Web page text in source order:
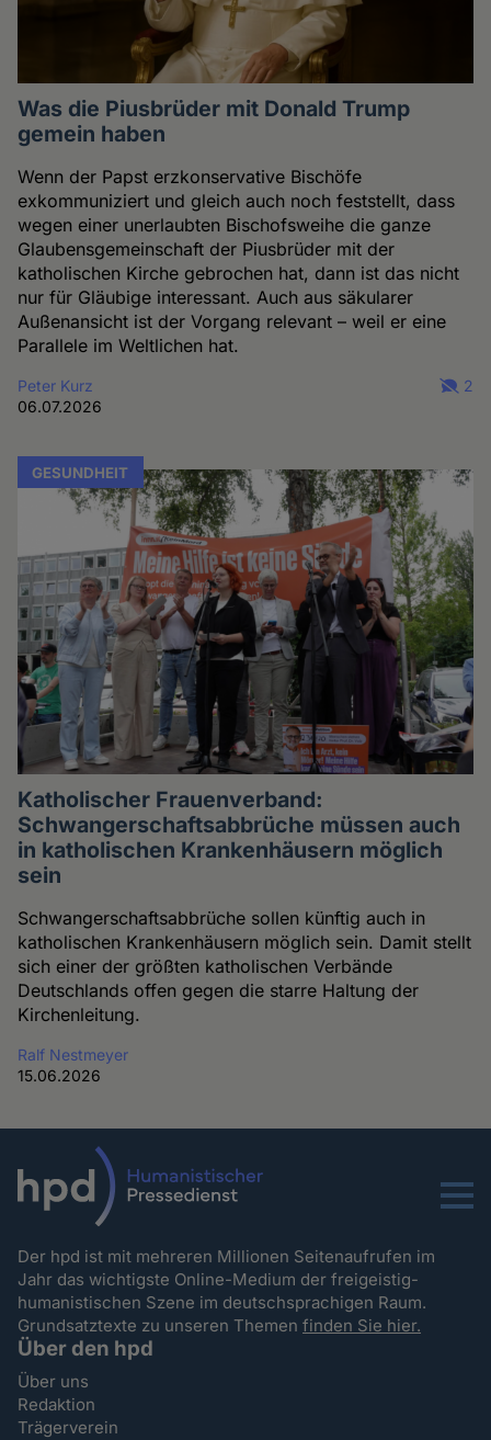
Was die Piusbrüder mit Donald Trump
gemein haben
Wenn der Papst erzkonservative Bischöfe
exkommuniziert und gleich auch noch feststellt, dass
wegen einer unerlaubten Bischofsweihe die ganze
Glaubensgemeinschaft der Piusbrüder mit der
katholischen Kirche gebrochen hat, dann ist das nicht
nur für Gläubige interessant. Auch aus säkularer
Außenansicht ist der Vorgang relevant – weil er eine
Parallele im Weltlichen hat.
Peter Kurz
06.07.2026
2
GESUNDHEIT
Katholischer Frauenverband:
Schwangerschaftsabbrüche müssen auch
in katholischen Krankenhäusern möglich
sein
Schwangerschaftsabbrüche sollen künftig auch in
katholischen Krankenhäusern möglich sein. Damit stellt
sich einer der größten katholischen Verbände
Deutschlands offen gegen die starre Haltung der
Kirchenleitung.
Ralf Nestmeyer
15.06.2026
Menu
Der hpd ist mit mehreren Millionen Seitenaufrufen im
Jahr das wichtigste Online-Medium der freigeistig-
humanistischen Szene im deutschsprachigen Raum.
Grundsatztexte zu unseren Themenfinden Sie hier.
Über den hpd
Über uns
Redaktion
Trägerverein